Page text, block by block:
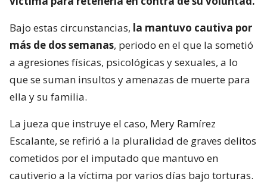
Bajo estas circunstancias, la mantuvo cautiva por
más de dos semanas, periodo en el que la sometió
a agresiones físicas, psicológicas y sexuales, a lo
que se suman insultos y amenazas de muerte para
ella y su familia.
La jueza que instruye el caso, Mery Ramírez
Escalante, se refirió a la pluralidad de graves delitos
cometidos por el imputado que mantuvo en
cautiverio a la víctima por varios días bajo torturas.